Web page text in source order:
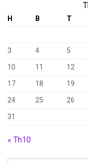
H B T
3
4 5
10
11 12
17
18 19
24
25 26
31
« Th10